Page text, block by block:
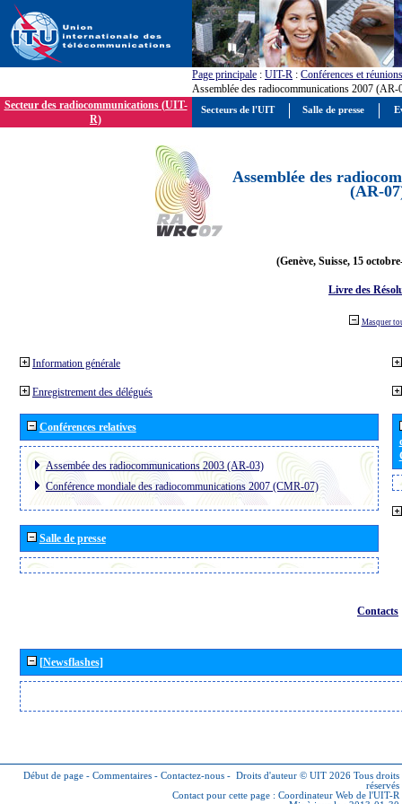
Page principale : UIT-R : Conférences et réunions
Assemblée des radiocommunications 2007 (AR-
Secteur des radiocommunications (UIT-
R)
Assemblée des
(AR-
(Genève, Suisse, 15
Livre des
Masquer
Information générale
Enregistrement des délégués
Conférences relatives
Assembée des radiocommunications 2003 (AR-03)
Conférence mondiale des radiocommunications 2007 (CMR-07)
Salle de presse
Contacts
[Newsflashes]
Début de page - Commentaires - Contactez-nous - Droits d'auteur © UIT 2026 Tous droits
réservés
Contact pour cette page : Coordinateur Web de l'UIT-R
Secteurs de l'UIT Salle de presse